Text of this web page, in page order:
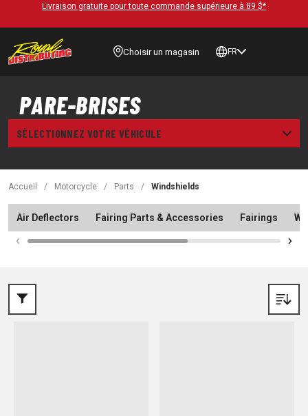
Livraison gratuite pour toute commande supérieure à 89 $*
Choisir un magasin FR
PARE-BRISES
SÉLECTIONNEZ VOTRE VÉHICULE
Accueil / Motorcycle / Parts / Windshields
Air Deflectors Fairing Parts & Accessories Fairings